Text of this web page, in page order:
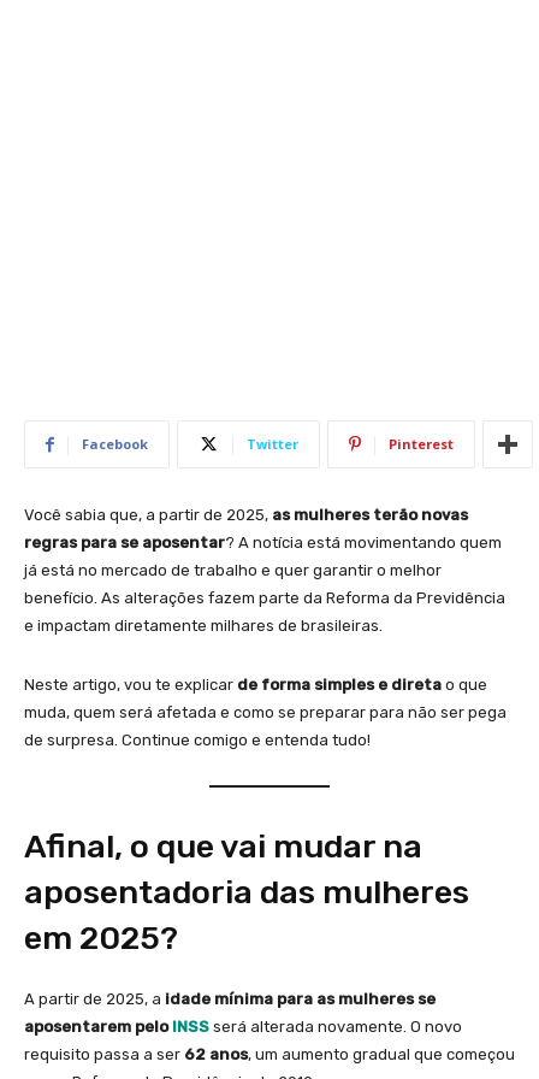
Facebook Twitter Pinterest
Você sabia que, a partir de 2025, as mulheres terão novas
regras para se aposentar? A notícia está movimentando quem
já está no mercado de trabalho e quer garantir o melhor
benefício. As alterações fazem parte da Reforma da Previdência
e impactam diretamente milhares de brasileiras.
Neste artigo, vou te explicar de forma simples e direta o que
muda, quem será afetada e como se preparar para não ser pega
de surpresa. Continue comigo e entenda tudo!
Afinal, o que vai mudar na
aposentadoria das mulheres
em 2025?
A partir de 2025, a idade mínima para as mulheres se
aposentarem pelo INSS será alterada novamente. O novo
requisito passa a ser 62 anos, um aumento gradual que começou